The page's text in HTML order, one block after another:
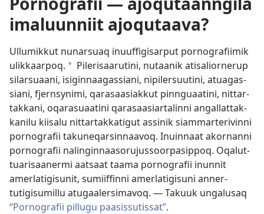
imaluunniit ajoqutaava?
Ul­lumik­kut nunarsuaq inuuf­figisar­put por­nografiimik
ulik­kaar­poq. * Pilerisaarutini, nutaanik atisalior­nerup
silarsuaani, isigin­naagas­siani, nipilersuutini, atuagas­
siani, fjer­nsynimi, qarasaasiak­kut pin­nguaatini, nit­tar­
tak­kani, oqarasuaatini qarasaasiar­talin­ni angal­lat­tak­
kanilu kiisalu nit­tar­tak­katigut as­sinik siam­mar­terivin­ni
por­nografii takuneqarsin­naavoq. Inuin­naat akor­nan­ni
por­nografii nalingin­naasorujus­soor­pasip­poq. Oqalut­
tuarisaanermi aatsaat taama por­nografii inun­nit
amerlatigisunit, sumiif­fin­ni amerlatigisuni an­ner­
tutigisumil­lu atugaalersimavoq. — Takuuk ungalusaq
“Por­nografii pil­lugu paasis­sutis­sat”.